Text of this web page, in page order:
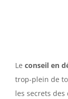
Le conseil en
trop-plein de
les secrets